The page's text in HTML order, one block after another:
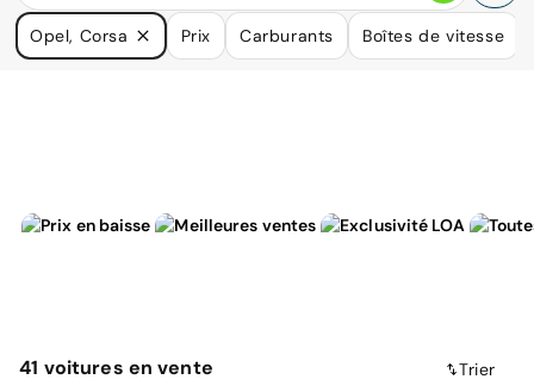
Nous avons de nombreuses voitures qui pourraient répondre
à vos besoins.
Opel, Corsa Prix Carburants Boîtes de vitesse
41 voitures en vente Trier